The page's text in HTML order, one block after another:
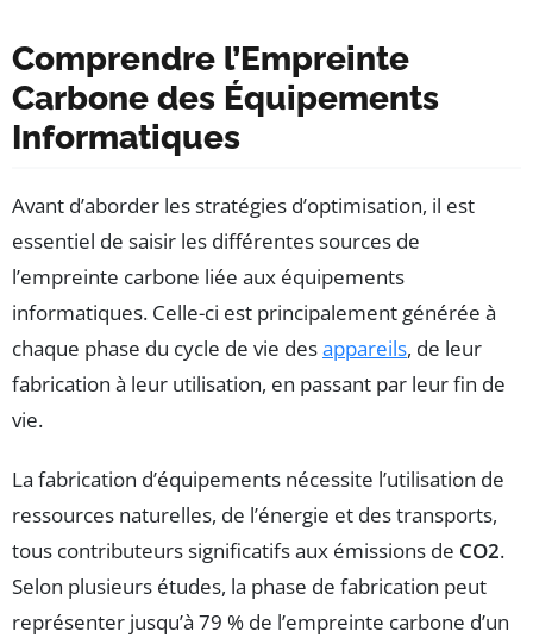
Comprendre l’Empreinte
Carbone des Équipements
Informatiques
Avant d’aborder les stratégies d’optimisation, il est
essentiel de saisir les différentes sources de
l’empreinte carbone liée aux équipements
informatiques. Celle-ci est principalement générée à
chaque phase du cycle de vie desappareils, de leur
fabrication à leur utilisation, en passant par leur fin de
vie.
La fabrication d’équipements nécessite l’utilisation de
ressources naturelles, de l’énergie et des transports,
tous contributeurs significatifs aux émissions de CO2.
Selon plusieurs études, la phase de fabrication peut
représenter jusqu’à 79 % de l’empreinte carbone d’un